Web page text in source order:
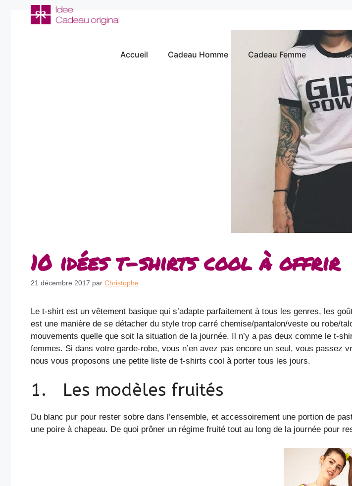
Accueil Cadeau Homme Cadeau Femme
10 idées t-shirts cool à offrir
21 décembre 2017 par Christophe
Le t-shirt est un vêtement basique qui s’adapte parfaitement à tous les genres, les
est une manière de se détacher du style trop carré chemise/pantalon/veste ou robe/
mouvements quelle que soit la situation de la journée. Il n’y a pas deux comme le t-
femmes. Si dans votre garde-robe, vous n’en avez pas encore un seul, vous passez
nous vous proposons une petite liste de t-shirts cool à porter tous les jours.
1. Les modèles fruités
Du blanc pur pour rester sobre dans l’ensemble, et accessoirement une portion de
une poire à chapeau. De quoi prôner un régime fruité tout au long de la journée pour